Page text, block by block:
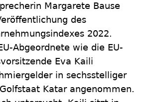
Margarete Bause
des
2022.
Abgeordnete wie die EU-
Eva Kaili
in sechsstelliger
Katar angenommen.